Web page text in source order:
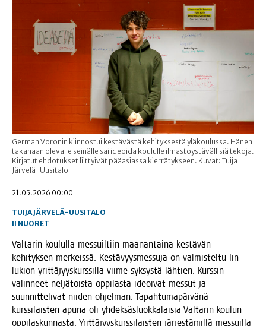
German Voronin kiinnostui kestävästä kehityksestä yläkoulussa. Hänen
takanaan olevalle seinälle sai ideoida koululle ilmastoystävällisiä tekoja.
Kirjatut ehdotukset liittyivät pääasiassa kierrätykseen. Kuvat: Tuija
Järvelä-Uusitalo
21.05.2026 00:00
TUIJA JÄRVELÄ-UUSITALO
II NUORET
Val­ta­rin kou­lul­la mes­suil­tiin maa­nan­tai­na kes­tä­vän
kehi­tyk­sen mer­keis­sä. Kes­tä­vyys­mes­su­ja on val­mis­tel­tu Iin
lukion yrit­tä­jyys­kurs­sil­la vii­me syk­sys­tä läh­tien. Kurs­sin
valin­neet nel­jä­tois­ta oppi­las­ta ideoi­vat mes­sut ja
suun­nit­te­li­vat nii­den ohjel­man. Tapah­tu­ma­päi­vä­nä
kurs­si­lais­ten apu­na oli yhdek­säs­luok­ka­lai­sia Val­ta­rin kou­lun
oppi­las­kun­nas­ta. Yrit­tä­jyys­kurs­si­lais­ten jär­jes­tä­mil­lä mes­suil­la